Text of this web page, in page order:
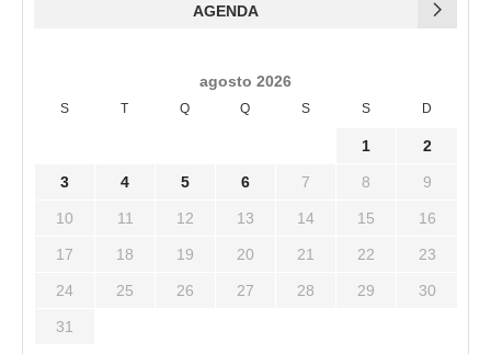
AGENDA
agosto 2026
S T Q Q S S D
1 2
3 4 5 6 7 8 9
10 11 12 13 14 15 16
17 18 19 20 21 22 23
24 25 26 27 28 29 30
31